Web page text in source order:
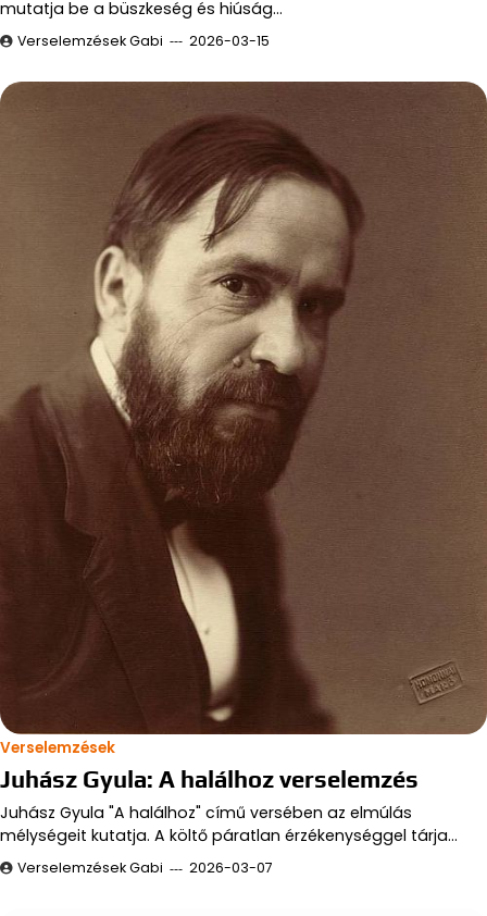
mutatja be a büszkeség és hiúság…
Verselemzések Gabi 2026-03-15
Verselemzések
Juhász Gyula: A halálhoz verselemzés
Juhász Gyula "A halálhoz" című versében az elmúlás
mélységeit kutatja. A költő páratlan érzékenységgel tárja…
Verselemzések Gabi 2026-03-07